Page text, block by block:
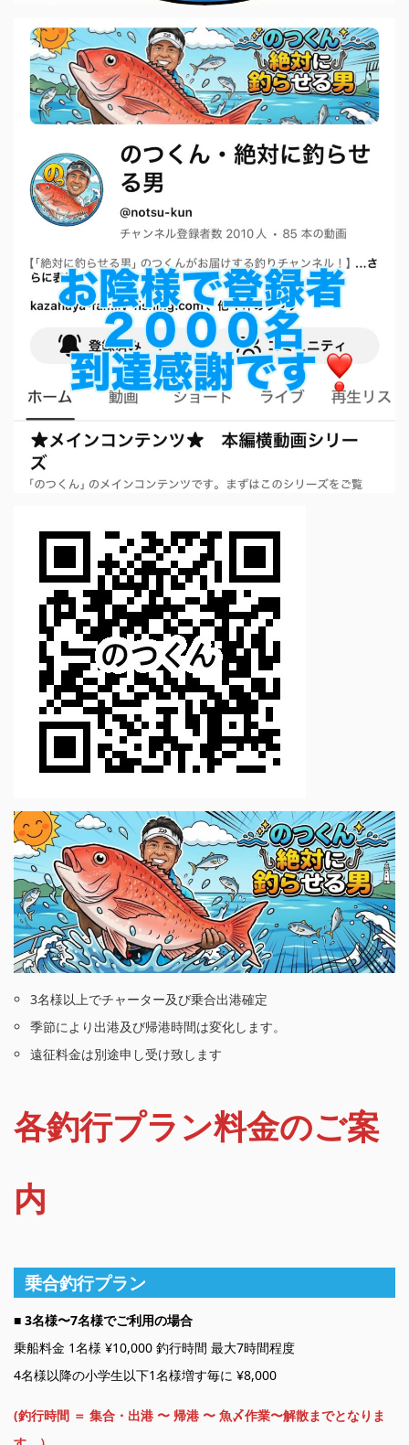
3名様以上でチャーター及び乗合出港確定
季節により出港及び帰港時間は変化します。
遠征料金は別途申し受け致します
各釣行プラン料金のご案
内
乗合釣行プラン
■ 3名様〜7名様でご利用の場合
乗船料金 1名様 ¥10,000 釣行時間 最大7時間程度
4名様以降の小学生以下1名様増す毎に ¥8,000
(釣行時間 ＝ 集合・出港 〜 帰港 〜 魚〆作業〜解散までとなりま